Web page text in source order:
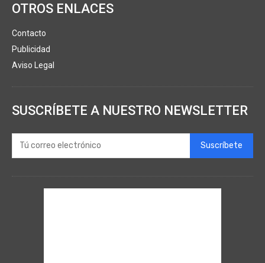
OTROS ENLACES
Contacto
Publicidad
Aviso Legal
SUSCRÍBETE A NUESTRO NEWSLETTER
Suscríbete